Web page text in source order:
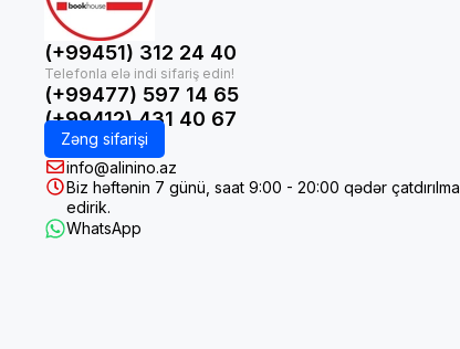
(+99451) 312 24 40
(+99477) 597 14 65
(+99412) 431 40 67
Zəng sifarişi
info@alinino.az
Biz həftənin 7 günü, saat 9:00 - 20:00 qədər çatdırılma
edirik.
WhatsApp